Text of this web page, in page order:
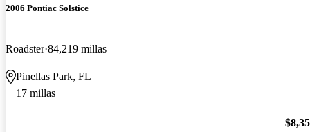
2006 Pontiac Solstice
Roadster 84,219 millas
Pinellas Park, FL
17 millas